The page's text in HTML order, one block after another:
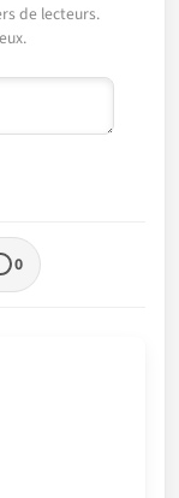
de lecteurs.
0